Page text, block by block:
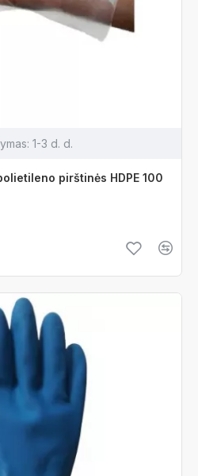
1-3 d. d.
pirštinės HDPE 100